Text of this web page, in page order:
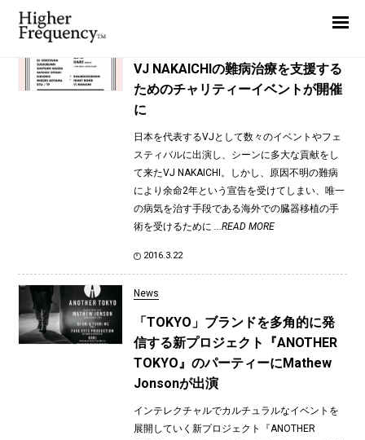
TAG: ARC
VJ NAKAICHIの難病治療を支援する
ためのチャリティーイベントが開催
に
日本を代表するVJとして数々のイベントやフェ
スティバルに出演し、シーンに多大な貢献をし
て来たVJ NAKAICHI。しかし、原因不明の難病
により余命2年という宣告を受けてしまい、唯一
の病気を治す手段である海外での臓器移植の手
術を受けるために ...READ MORE
2016.3.22
News
「TOKYO」ブランドを多角的に発
信する新プロジェクト『ANOTHER
TOKYO』のパーティーにMathew
Jonsonが出演
インテレクチャルでカルチュラルなイベントを
展開していく新プロジェクト『ANOTHER
News
Interview
Report